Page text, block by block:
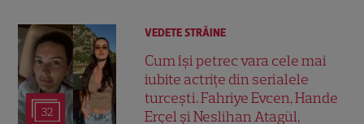
32
VEDETE STRĂINE
Cum își petrec vara cele mai
iubite actrițe din serialele
turcești. Fahriye Evcen, Hande
Erçel și Neslihan Atagül,